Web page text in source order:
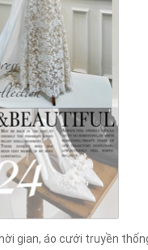
gian, áo cưới truyền